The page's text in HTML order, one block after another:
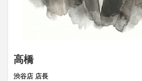
高橋
渋谷店 店長